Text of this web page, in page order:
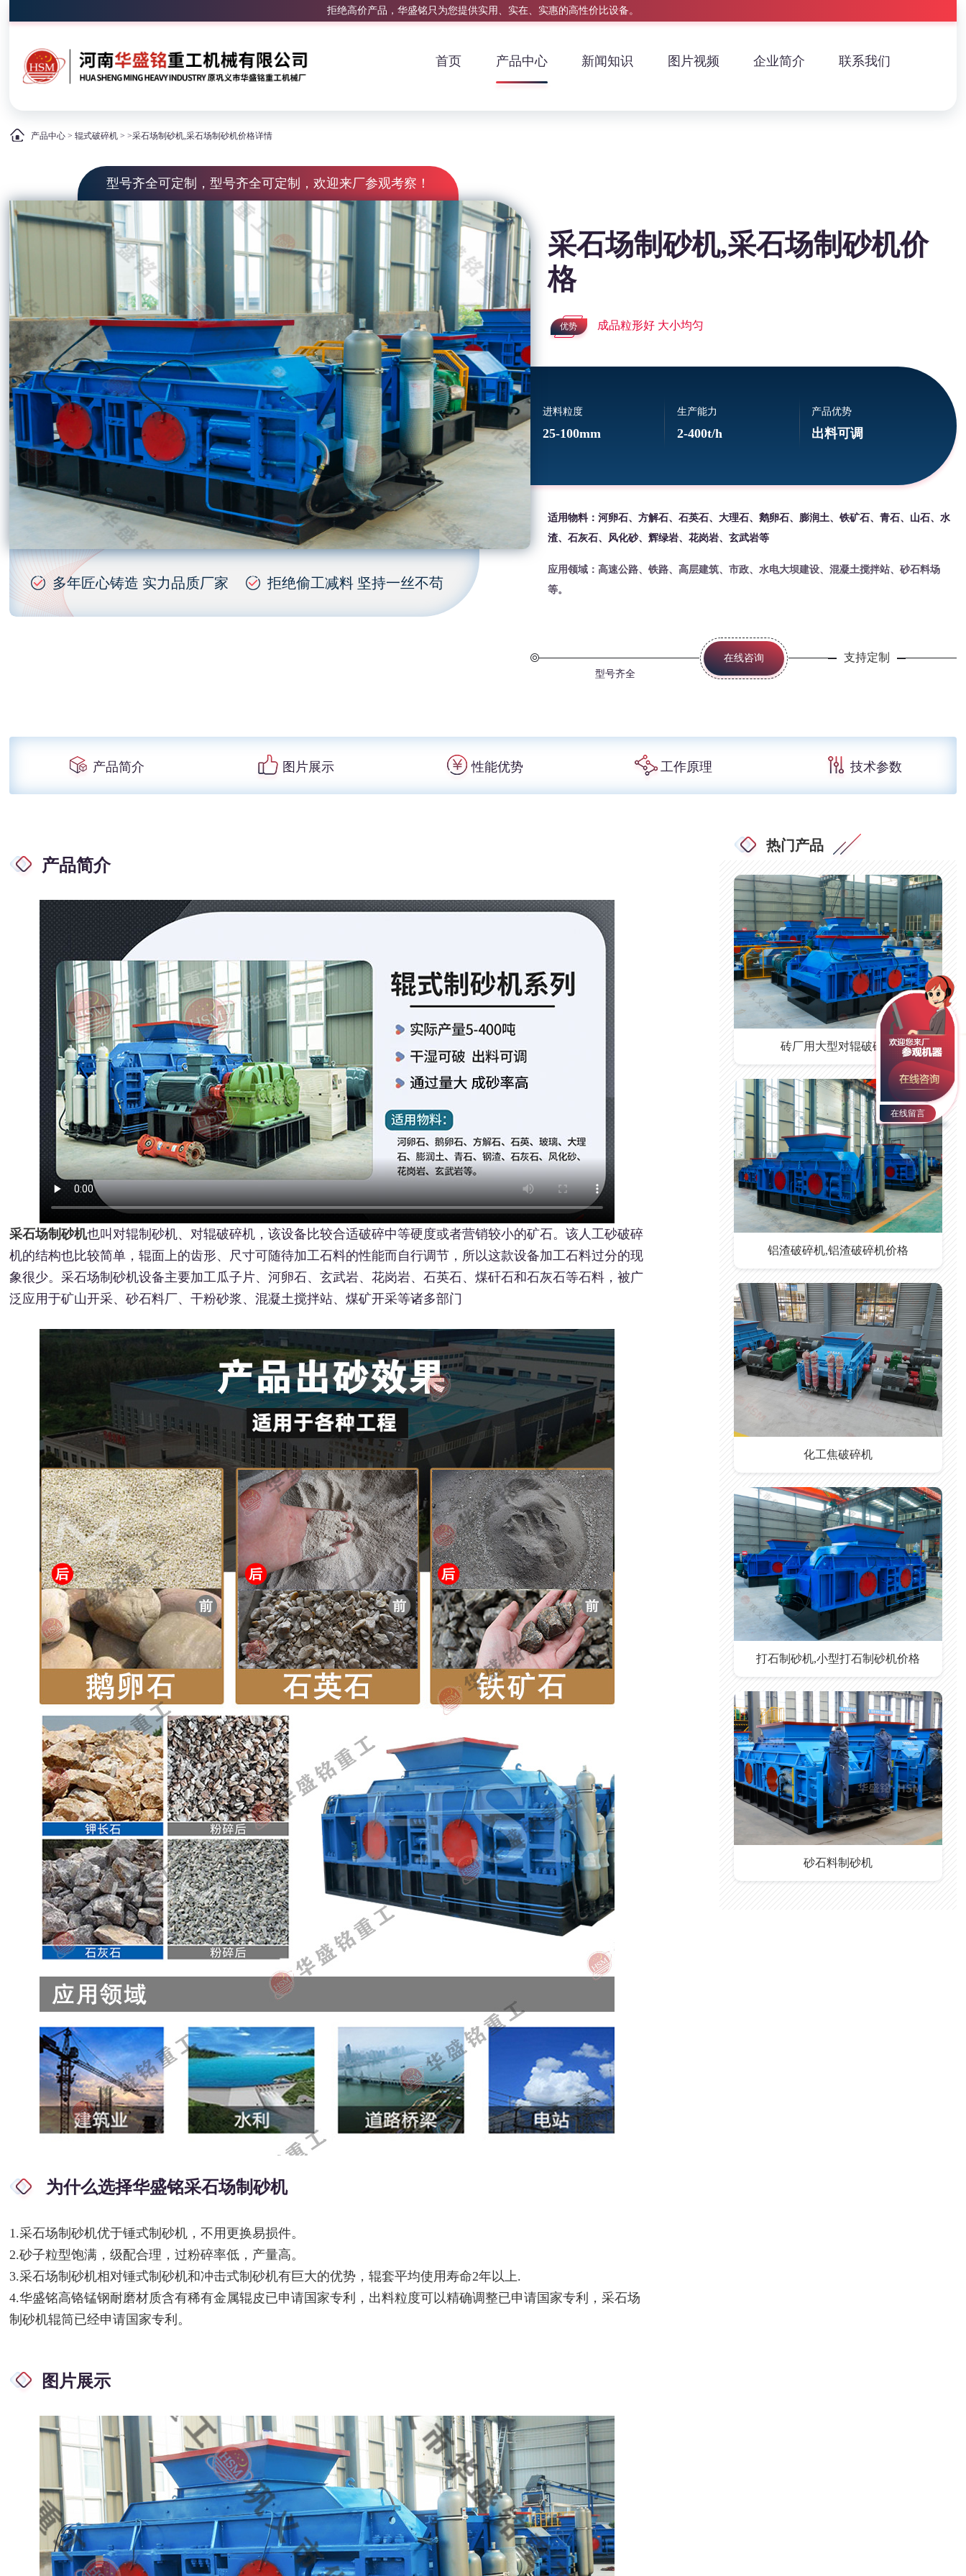
拒绝高价产品，华盛铭只为您提供实用、实在、实惠的高性价比设备。
首页 产品中心 新闻知识 图片视频 企业简介 联系我们
产品中心 >辊式破碎机 > >采石场制砂机,采石场制砂机价格详情
型号齐全可定制，型号齐全可定制，欢迎来厂参观考察！
多年匠心铸造 实力品质厂家 拒绝偷工减料 坚持一丝不苟
采石场制砂机,采石场制砂机价
格
优势 成品粒形好 大小均匀
进料粒度
25-100mm
生产能力
2-400t/h
产品优势
出料可调
适用物料：河卵石、方解石、石英石、大理石、鹅卵石、膨润土、铁矿石、青石、山石、水
渣、石灰石、风化砂、辉绿岩、花岗岩、玄武岩等
应用领域：高速公路、铁路、高层建筑、市政、水电大坝建设、混凝土搅拌站、砂石料场
等。
型号齐全
在线咨询 支持定制
产品简介 图片展示 性能优势 工作原理 技术参数
产品简介
采石场制砂机也叫对辊制砂机、对辊破碎机，该设备比较合适破碎中等硬度或者营销较小的矿石。该人工砂破碎
机的结构也比较简单，辊面上的齿形、尺寸可随待加工石料的性能而自行调节，所以这款设备加工石料过分的现
象很少。采石场制砂机设备主要加工瓜子片、河卵石、玄武岩、花岗岩、石英石、煤矸石和石灰石等石料，被广
泛应用于矿山开采、砂石料厂、干粉砂浆、混凝土搅拌站、煤矿开采等诸多部门
为什么选择华盛铭采石场制砂机
1.采石场制砂机优于锤式制砂机，不用更换易损件。
2.砂子粒型饱满，级配合理，过粉碎率低，产量高。
3.采石场制砂机相对锤式制砂机和冲击式制砂机有巨大的优势，辊套平均使用寿命2年以上.
4.华盛铭高铬锰钢耐磨材质含有稀有金属辊皮已申请国家专利，出料粒度可以精确调整已申请国家专利，采石场
制砂机辊筒已经申请国家专利。
图片展示
热门产品
砖厂用大型对辊破碎机
铝渣破碎机,铝渣破碎机价格
化工焦破碎机
打石制砂机,小型打石制砂机价格
砂石料制砂机
在线留言